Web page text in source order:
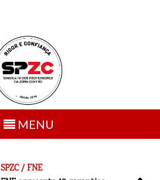
Toggle
navigation
MENU
SPZC / FNE